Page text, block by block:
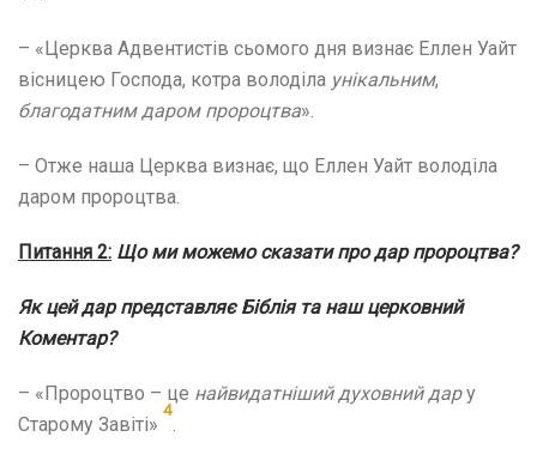
– «Церква Адвентистів сьомого дня визнає Еллен Уайт
вісницею Господа, котра володіла унікальним,
благодатним даром пророцтва».
– Отже наша Церква визнає, що Еллен Уайт володіла
даром пророцтва.
Питання 2: Що ми можемо сказати про дар пророцтва?
Як цей дар представляє Біблія та наш церковний
Коментар?
– «Пророцтво – це найвидатніший духовний дару
Старому Завіті»
4
.